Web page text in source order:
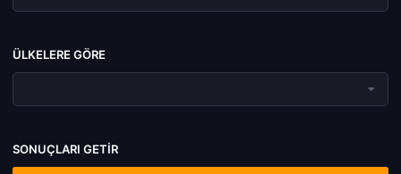
ÜLKELERE GÖRE
SONUÇLARI GETIR